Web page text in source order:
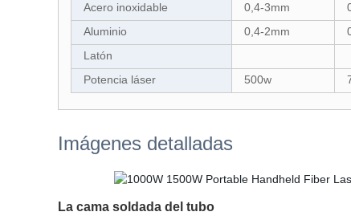
Acero inoxidable
0,4-3mm
Aluminio
0,4-2mm
Latón
Potencia láser
500w
Imágenes detalladas
La cama soldada del tubo